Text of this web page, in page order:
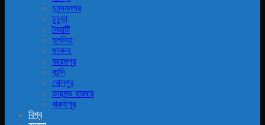
চনন্দননগর
চুচুড়া
নৈহাটি
হলদিয়া
মালদহ
বহরমপুর
কান্দি
বোলপুর
ডায়মন্ড হারবার
বারুইপুর
বিশ্ব